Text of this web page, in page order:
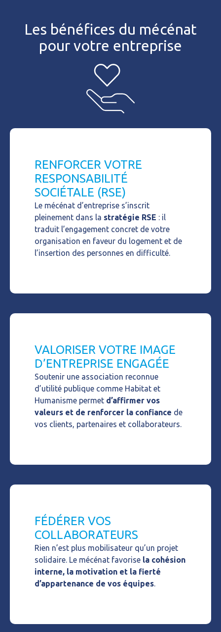
Les bénéfices du mécénat
pour votre entreprise
RENFORCER VOTRE
RESPONSABILITÉ
SOCIÉTALE (RSE)
Le mécénat d’entreprise s’inscrit
pleinement dans la stratégie RSE : il
traduit l’engagement concret de votre
organisation en faveur du logement et de
l’insertion des personnes en difficulté.
VALORISER VOTRE IMAGE
D’ENTREPRISE ENGAGÉE
Soutenir une association reconnue
d’utilité publique comme Habitat et
Humanisme permet d’affirmer vos
valeurs et de renforcer la confiance de
vos clients, partenaires et collaborateurs.
FÉDÉRER VOS
COLLABORATEURS
Rien n’est plus mobilisateur qu’un projet
solidaire. Le mécénat favorise la cohésion
interne, la motivation et la fierté
d’appartenance de vos équipes.